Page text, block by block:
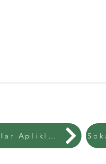
Solar Aplikler